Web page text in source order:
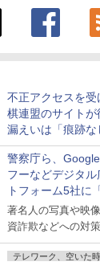
不正アクセスを受
棋連盟のサイトが
漏えいは「痕跡な
警察庁ら、
フーなどデジタル
トフォーム5社に
し詐欺広告」対策
著名人の写真や映
資詐欺などへの対
テレワーク、空いた